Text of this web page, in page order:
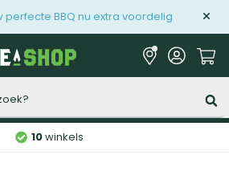
perfecte BBQ nu extra voordelig
10winkels